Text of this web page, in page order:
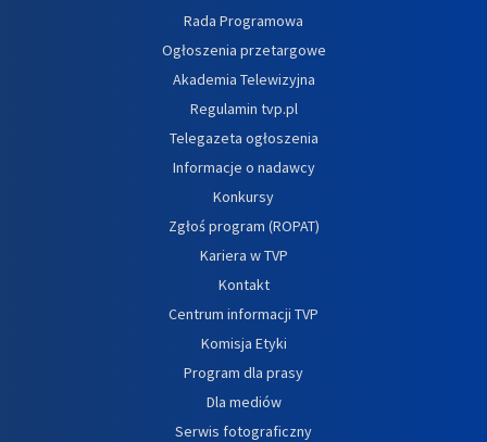
Rada Programowa
Ogłoszenia przetargowe
Akademia Telewizyjna
Regulamin tvp.pl
Telegazeta ogłoszenia
Informacje o nadawcy
Konkursy
Zgłoś program (ROPAT)
Kariera w TVP
Kontakt
Centrum informacji TVP
Komisja Etyki
Program dla prasy
Dla mediów
Serwis fotograficzny